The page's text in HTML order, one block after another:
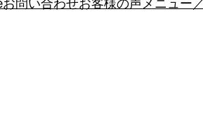
お問い合わせお客様の声 メニュー